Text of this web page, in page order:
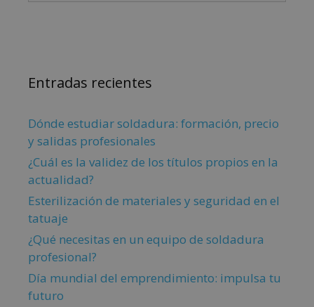
Entradas recientes
Dónde estudiar soldadura: formación, precio
y salidas profesionales
¿Cuál es la validez de los títulos propios en la
actualidad?
Esterilización de materiales y seguridad en el
tatuaje
¿Qué necesitas en un equipo de soldadura
profesional?
Día mundial del emprendimiento: impulsa tu
futuro